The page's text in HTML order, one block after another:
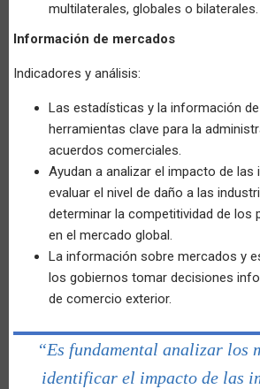
multilaterales, globales o bilaterales.
Información de mercados
Indicadores y análisis:
Las estadísticas y la información
herramientas clave para la
acuerdos comerciales.
Ayudan a analizar el impacto de las
evaluar el nivel de daño a las
determinar la competitividad de los
en el mercado global.
La información sobre mercados y
los gobiernos tomar decisiones
de comercio exterior.
“Es fundamental analizar los
identificar el impacto de las